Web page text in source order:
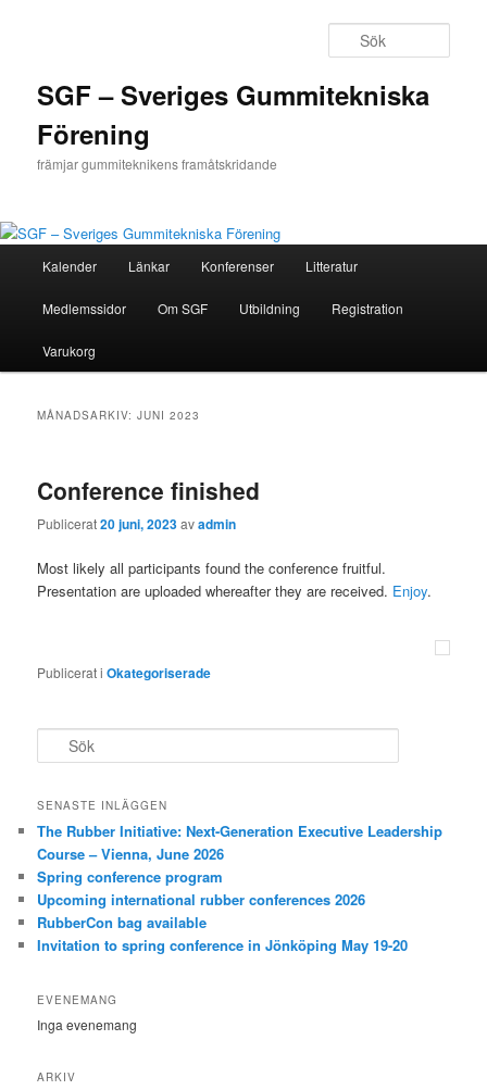
SGF – Sveriges Gummitekniska
Förening
främjar gummiteknikens framåtskridande
Kalender Länkar Konferenser Litteratur
Medlemssidor Om SGF Utbildning Registration
Varukorg
MÅNADSARKIV:JUNI 2023
Conference finished
Publicerat20 juni, 2023avadmin
Most likely all participants found the conference fruitful.
Presentation are uploaded whereafter they are received. Enjoy.
Publicerat i Okategoriserade
ö
SENASTE INLÄGGEN
The Rubber Initiative: Next-Generation Executive Leadership
Course – Vienna, June 2026
Spring conference program
Upcoming international rubber conferences 2026
RubberCon bag available
Invitation to spring conference in Jönköping May 19-20
EVENEMANG
Inga evenemang
ARKIV